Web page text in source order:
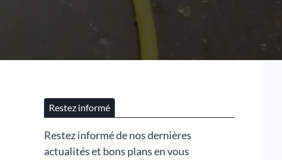
Restez informé
Restez informé de nos dernières
actualités et bons plans en vous